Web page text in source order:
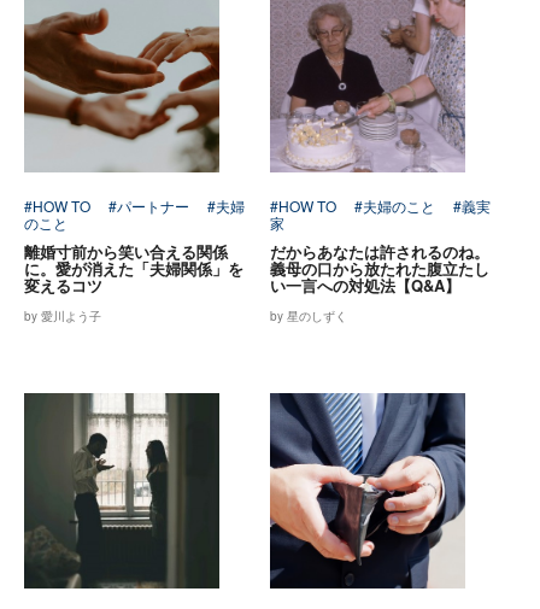
#HOW TO #パートナー
#夫婦
のこと
離婚寸前から笑い合える関係
に。愛が消えた「夫婦関係」を
変えるコツ
by 愛川よう子
#HOW TO #夫婦のこと
#義実
家
だからあなたは許されるのね。
義母の口から放たれた腹立たし
い一言への対処法【Q&A】
by 星のしずく